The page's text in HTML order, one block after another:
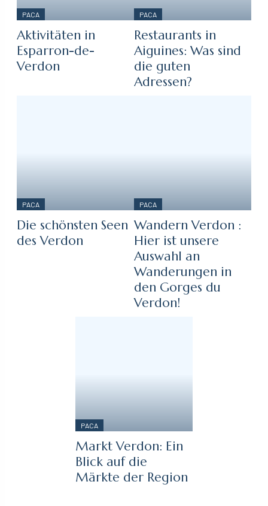
PACA
Aktivitäten in
Esparron-de-
Verdon
PACA
Restaurants in
Aiguines: Was sind
die guten
Adressen?
PACA
Die schönsten Seen
des Verdon
PACA
Wandern Verdon :
Hier ist unsere
Auswahl an
Wanderungen in
den Gorges du
Verdon!
PACA
Markt Verdon: Ein
Blick auf die
Märkte der Region